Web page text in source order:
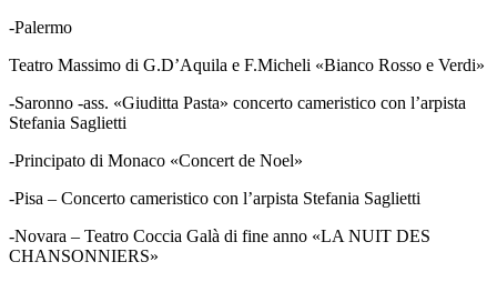
-Palermo
Teatro Massimo di G.D’Aquila e F.Micheli «Bianco Rosso e Verdi»
-Saronno -ass. «Giuditta Pasta» concerto cameristico con l’arpista
Stefania Saglietti
-Principato di Monaco «Concert de Noel»
-Pisa – Concerto cameristico con l’arpista Stefania Saglietti
-Novara – Teatro Coccia Galà di fine anno «LA NUIT DES
CHANSONNIERS»